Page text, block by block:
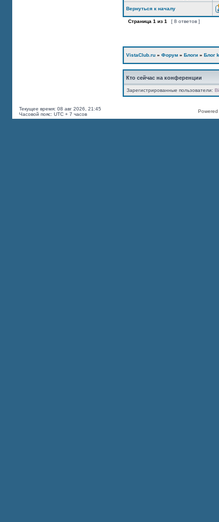
Вернуться к началу
Страница 1 из 1 [ 8 ответов ]
VistaClub.ru » Форум » Блоги » Блог
Кто сейчас на конференции
Зарегистрированные пользователи:
Текущее время: 08 авг 2026, 21:45
Часовой пояс: UTC + 7 часов